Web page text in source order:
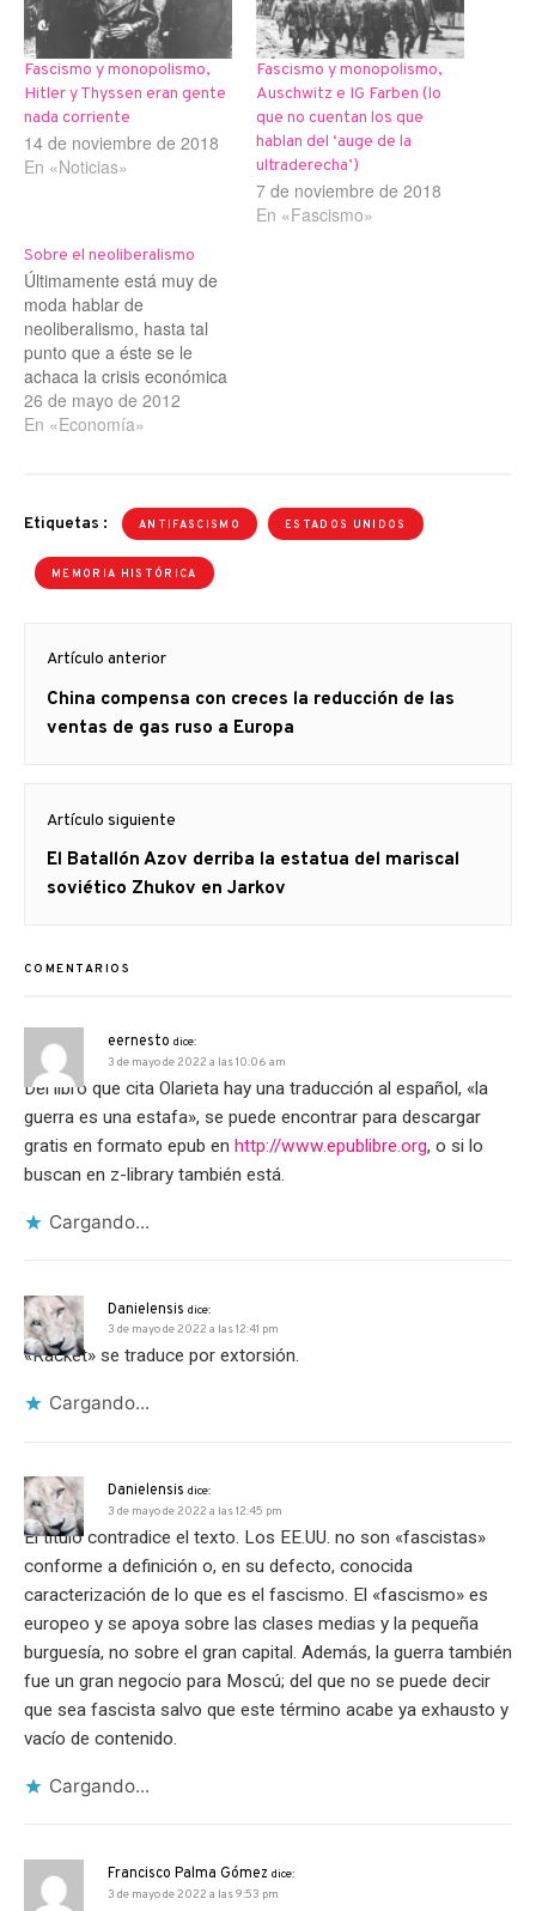
Fascismo y monopolismo,
Hitler y Thyssen eran gente
nada corriente
14 de noviembre de 2018
En «Noticias»
Fascismo y monopolismo,
Auschwitz e IG Farben (lo
que no cuentan los que
hablan del ‘auge de la
ultraderecha’)
7 de noviembre de 2018
En «Fascismo»
Sobre el neoliberalismo
Últimamente está muy de
moda hablar de
neoliberalismo, hasta tal
punto que a éste se le
achaca la crisis económica
actual. En el artículo,
veremos cómo eso no es
política económica del
capitalismo en la época del
imperialismo. No…
26 de mayo de 2012
En «Economía»
Etiquetas : ANTIFASCISMO ESTADOS UNIDOS
MEMORIA HISTÓRICA
de
entradas
Artículo anterior
Artículo
anterior
China compensa con creces la reducción de las
ventas de gas ruso a Europa
Artículo siguiente
Artículo
siguiente:
El Batallón Azov derriba la estatua del mariscal
soviético Zhukov en Jarkov
COMENTARIOS
eernesto dice:
3 de mayo de 2022 a las 10:06 am
Del libro que cita Olarieta hay una traducción al español, «la
guerra es una estafa», se puede encontrar para descargar
gratis en formato epub en http://www.epublibre.org, o si lo
buscan en z-library también está.
Cargando...
Danielensis dice:
3 de mayo de 2022 a las 12:41 pm
«Racket» se traduce por extorsión.
Cargando...
Danielensis dice:
3 de mayo de 2022 a las 12:45 pm
El título contradice el texto. Los EE.UU. no son «fascistas»
conforme a definición o, en su defecto, conocida
caracterización de lo que es el fascismo. El «fascismo» es
europeo y se apoya sobre las clases medias y la pequeña
burguesía, no sobre el gran capital. Además, la guerra también
fue un gran negocio para Moscú; del que no se puede decir
que sea fascista salvo que este término acabe ya exhausto y
vacío de contenido.
Cargando...
Francisco Palma Gómez dice:
3 de mayo de 2022 a las 9:53 pm